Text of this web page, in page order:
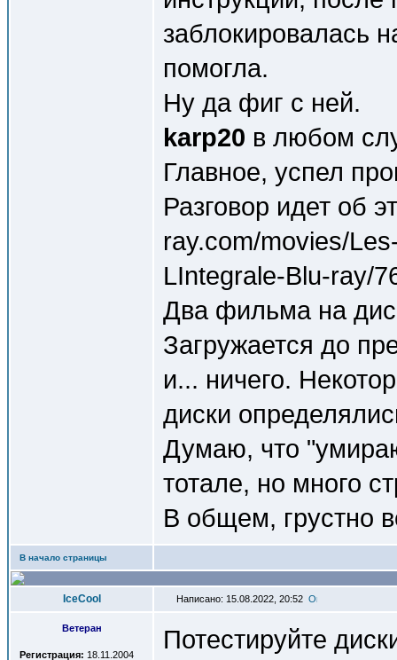
заблокировалась
помогла.
Ну да фиг с ней.
karp20 в любом
Главное, успел
Разговор идет об
ray.com/movies/
LIntegrale-Blu-ray/
Два фильма на
Загружается до
и... ничего.
диски
Думаю, что
тотале, но много
В общем, грустно
В начало страницы
IceCool Написано: 15.08.2022, 20:52
Ветеран
Регистрация: 18.11.2004
Потестируйте